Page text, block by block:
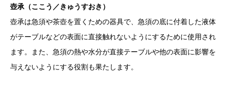
壺承（ここう／きゅうすおき）
壺承は急須や茶壺を置くための器具で、急須の底に付着した液体
がテーブルなどの表面に直接触れないようにするために使用され
ます。また、急須の熱や水分が直接テーブルや他の表面に影響を
与えないようにする役割も果たします。